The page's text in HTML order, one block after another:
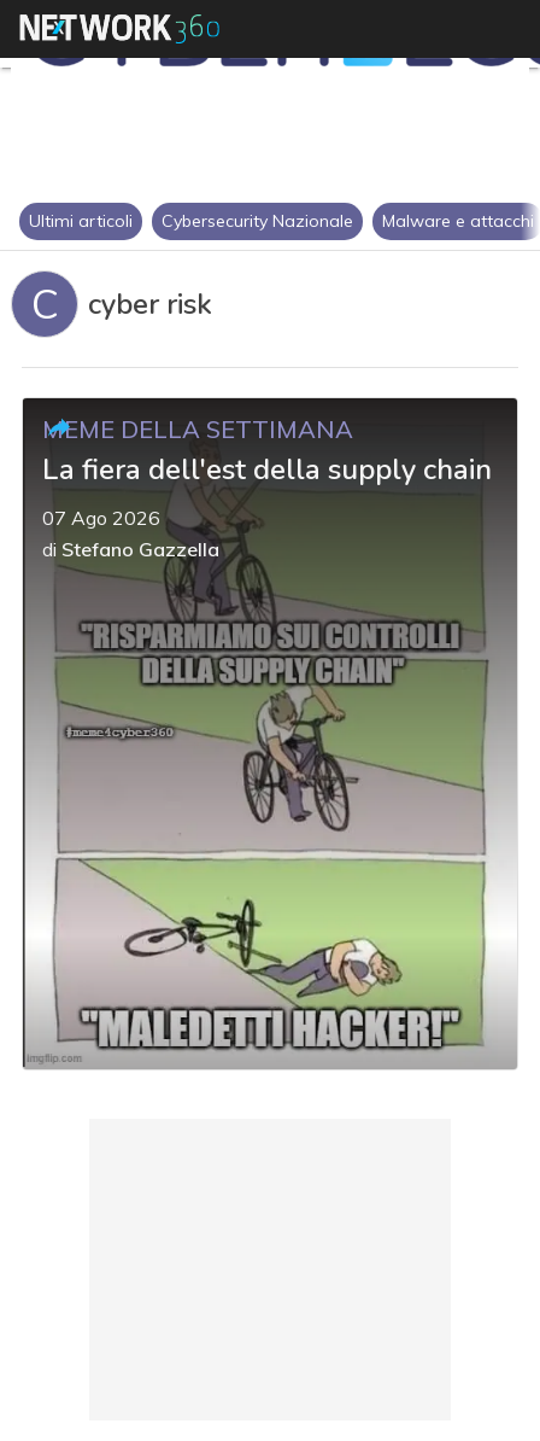
Ultimi articoli Cybersecurity Nazionale Malware e attacchi
C cyber risk
MEME DELLA SETTIMANA
La fiera dell'est della supply chain
07 Ago 2026
di Stefano Gazzella